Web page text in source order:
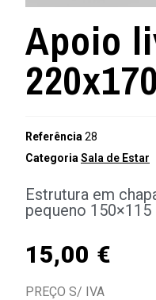
Apoio
Referência 28
Categoria Sala de Estar
Estrutura em
pequeno 150×115
15,00 €
PREÇO S/ IVA